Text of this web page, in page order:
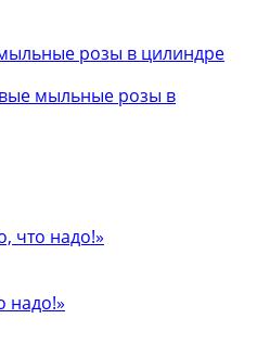
розы в цилиндре
надо!»